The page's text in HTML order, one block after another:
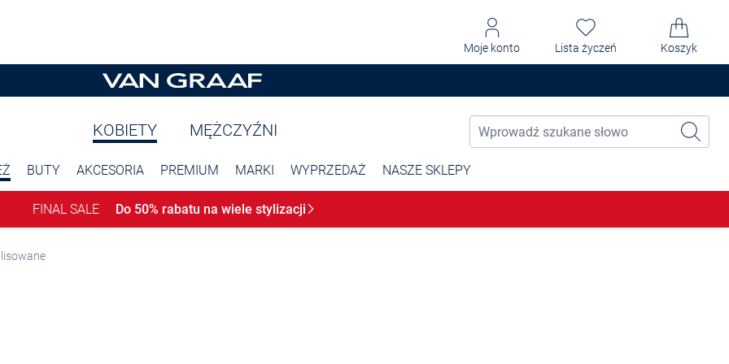
Moje konto Lista życzeń Koszyk
KOBIETY MĘŻCZYŹNI
BUTY AKCESORIA PREMIUM MARKI WYPRZEDAŻ NASZE SKLEPY
FINAL SALE Do 50% rabatu na wiele stylizacji